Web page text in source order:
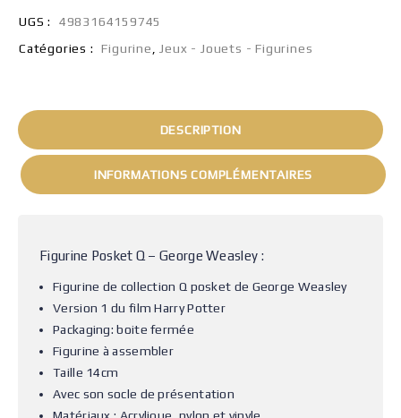
UGS :
4983164159745
Catégories :
Figurine Jeux - Jouets - Figurines
DESCRIPTION
INFORMATIONS COMPLÉMENTAIRES
Figurine Posket Q – George Weasley :
Figurine de collection Q posket de George Weasley
Version 1 du film Harry Potter
Packaging: boite fermée
Figurine à assembler
Taille 14cm
Avec son socle de présentation